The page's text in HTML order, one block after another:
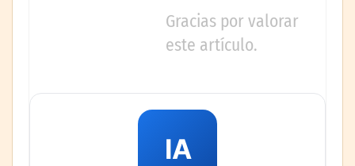
Gracias por valorar
este artículo.
IA